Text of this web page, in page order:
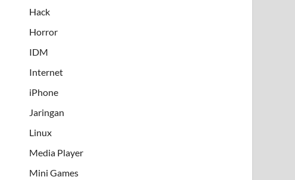
Hack
Horror
IDM
Internet
iPhone
Jaringan
Linux
Media Player
Mini Games